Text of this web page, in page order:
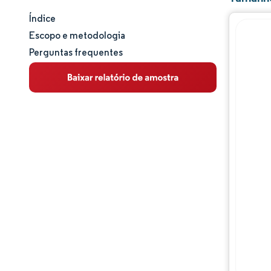
Tamanho e participação de mercado
Análise de mercado
Tendências e insights
Índice
Escopo e metodologia
Perguntas frequentes